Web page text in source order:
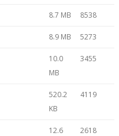
8.7 MB 8538
8.9 MB 5273
10.0
MB
3455
520.2
KB
4119
12.6
2618